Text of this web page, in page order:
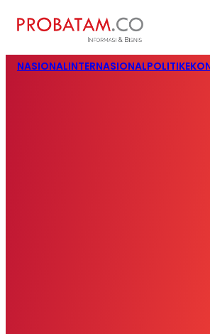
NASIONALINTERNASIONALPOLITIK